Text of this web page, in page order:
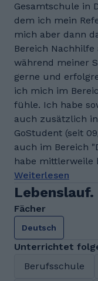
Gesamtschule in
dem ich mein
mich aber dann
Bereich
während meiner
gerne und
ich mich im
fühle. Ich habe
auch zusätzlich
GoStudent (seit
auch im Bereich
habe mittlerweile
Weiterlesen
Fächer
Deutsch
Unterrichtet
Berufsschule